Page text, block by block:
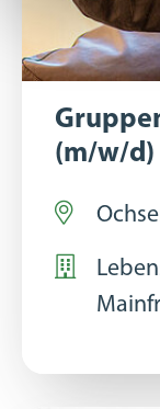
(m/w/d)